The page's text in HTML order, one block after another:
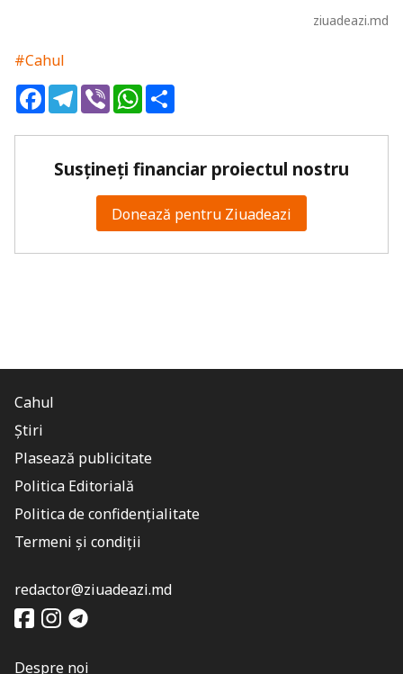
ziuadeazi.md
#Cahul
FacebookTelegram
ViberWhatsApp
Susțineți financiar proiectul nostru
Donează pentru Ziuadeazi
Cahul
Știri
Plasează publicitate
Politica Editorială
Politica de confidențialitate
Termeni și condiții
redactor@ziuadeazi.md
Despre noi